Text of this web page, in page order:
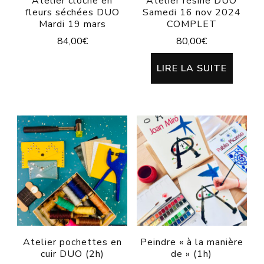
fleurs séchées DUO
Mardi 19 mars
84,00€
Samedi 16 nov 2024
COMPLET
80,00€
LIRE LA SUITE
Atelier pochettes en
cuir DUO (2h)
Peindre « à la manière
de » (1h)